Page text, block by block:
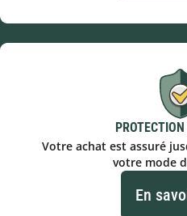
Votre achat est assuré
votre mode
En